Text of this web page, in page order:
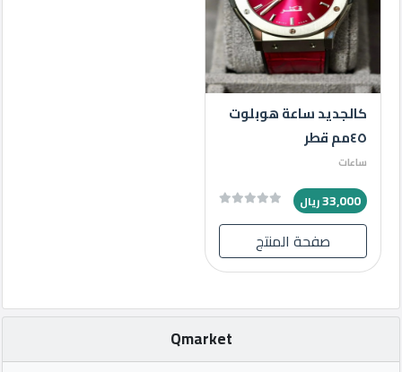
كالجديد ساعة هوبلوت
٤٥مم قطر
ساعات
33,000ريال
صفحة المنتج
Qmarket